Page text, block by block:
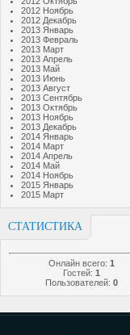
2012 Ноябрь
2012 Декабрь
2013 Январь
2013 Февраль
2013 Март
2013 Апрель
2013 Май
2013 Июнь
2013 Август
2013 Сентябрь
2013 Октябрь
2013 Ноябрь
2013 Декабрь
2014 Январь
2014 Март
2014 Апрель
2014 Май
2014 Ноябрь
2015 Январь
2015 Март
СТАТИСТИКА
Онлайн всего: 1
Гостей: 1
Пользователей: 0